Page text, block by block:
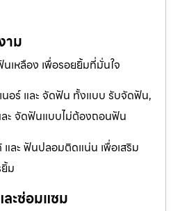
าม
เหลือง เพื่อรอยยิ้มที่มั่นใจ
นอร์ และ จัดฟัน ทั้งแบบ รับจัดฟัน,
ะ จัดฟันแบบไม่ต้องถอนฟัน
ละ ฟันปลอมติดแน่น เพื่อเสริม
ม
ละซ่อมแซม